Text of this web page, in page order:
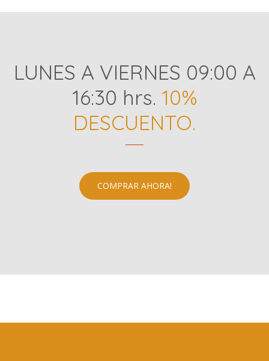
LUNES A VIERNES 09:00 A
16:30 hrs. 10%
DESCUENTO.
COMPRAR AHORA!